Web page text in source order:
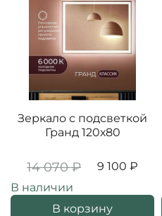
Зеркало с подсветкой
Гранд 120х80
14 070 ₽
9 100 ₽
В наличии
В корзину